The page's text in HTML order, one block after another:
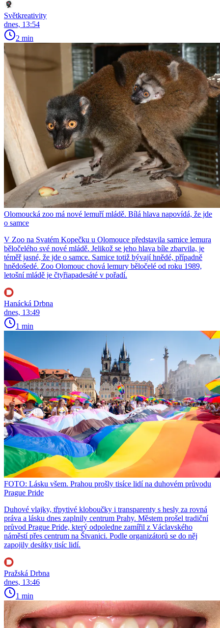
Světkreativity
dnes, 13:54
2 min
Olomoucká zoo má nové lemuří mládě. Bílá hlava napovídá, že jde
o samce
V Zoo na Svatém Kopečku u Olomouce představila samice lemura
běločelého své nové mládě. Jelikož se jeho hlava bíle zbarvila, je
téměř jasné, že jde o samce. Samice totiž bývají hnědé, případně
hnědošedé. Zoo Olomouc chová lemury běločelé od roku 1989,
letošní mládě je čtyřiapadesáté v pořadí.
Hanácká Drbna
dnes, 13:49
1 min
FOTO: Lásku všem. Prahou prošly tisíce lidí na duhovém průvodu
Prague Pride
Duhové vlajky, třpytivé kloboučky i transparenty s hesly za rovná
práva a lásku dnes zaplnily centrum Prahy. Městem prošel tradiční
průvod Prague Pride, který odpoledne zamířil z Václavského
náměstí přes centrum na Štvanici. Podle organizátorů se do něj
zapojily desítky tisíc lidí.
Pražská Drbna
dnes, 13:46
1 min